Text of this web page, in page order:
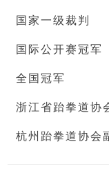
国家一级裁判
国际公开赛冠军
全国冠军
浙江省跆拳道协
杭州跆拳道协会